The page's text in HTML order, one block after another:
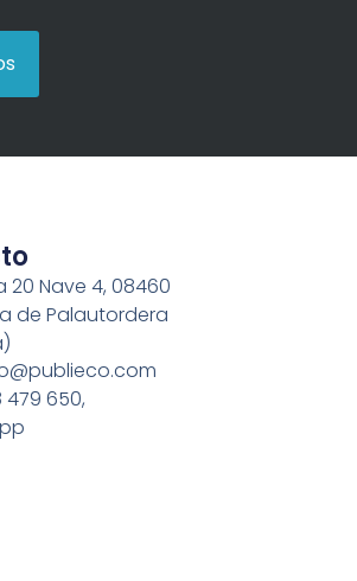
20 Nave 4, 08460
de Palautordera
479 650,